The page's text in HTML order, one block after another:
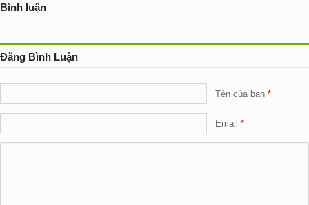
Bình luận
Đăng Bình Luận
Tên của bạn
Email